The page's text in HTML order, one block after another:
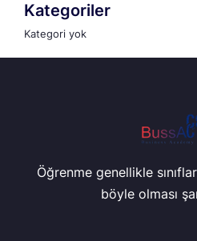
Kategoriler
Kategori yok
Öğrenme genellikle
böyle olması